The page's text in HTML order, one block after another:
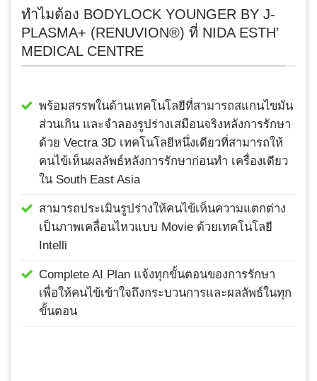
ทำไมต้อง BODYLOCK YOUNGER BY J-
PLASMA+ (RENUVION®) ที่ NIDA ESTH’
MEDICAL CENTRE
พร้อมสรรพในด้านเทคโนโลยีที่สามารถสแกนไขมัน
ส่วนเกิน และจำลองรูปร่างเสมือนจริงหลังการรักษา
ด้วย Vectra 3D เทคโนโลยีหนึ่งเดียวที่สามารถให้
คนไข้เห็นผลลัพธ์หลังการรักษาก่อนทำ เครื่องเดียว
ใน South East Asia
สามารถประเมินรูปร่างให้คนไข้เห็นความแตกต่าง
เป็นภาพเคลื่อนไหวแบบ Movie ด้วยเทคโนโลยี
Intelli
Complete AI Plan แจ้งทุกขั้นตอนของการรักษา
เพื่อให้คนไข้เข้าใจถึงกระบวนการและผลลัพธ์ในทุก
ขั้นตอน